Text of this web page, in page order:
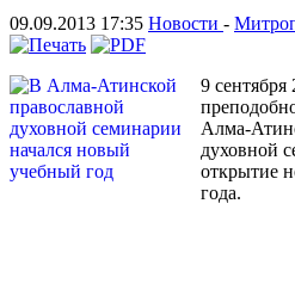
09.09.2013 17:35 Новости -
9 сентября
Алма-
духовной
открытие
года.